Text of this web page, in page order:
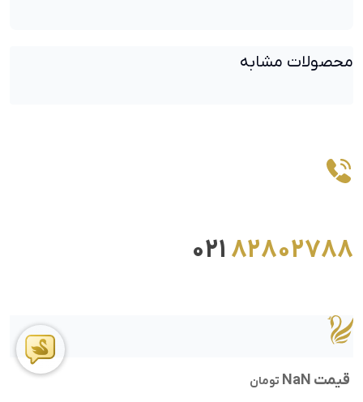
قیمت NaN تومان
محصولات مشابه
82802788
021